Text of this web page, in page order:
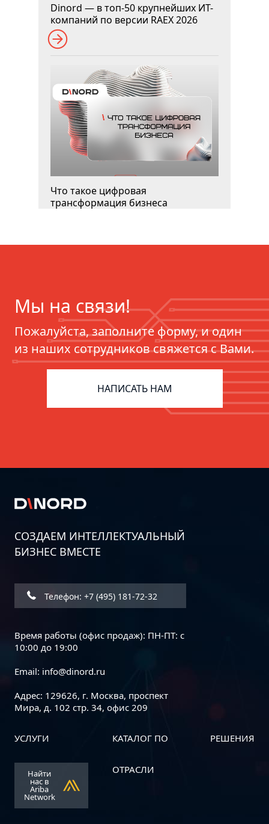
Dinord — в топ-50 крупнейших ИТ-
компаний по версии RAEX 2026
Что такое цифровая
трансформация бизнеса
ERP для фармацевтики:
цифровизация цепочек поставок
Дорожная карта информационной
руководство
начале стратегического
партнерства
Мы на связи!
Пожалуйста, заполните форму, и один
из наших сотрудников свяжется с Вами.
НАПИСАТЬ НАМ
СОЗДАЕМ ИНТЕЛЛЕКТУАЛЬНЫЙ
БИЗНЕС ВМЕСТЕ
Телефон: +7 (495) 181-72-32
Время работы (офис продаж): ПН-ПТ: с
10:00 до 19:00
Email: info@dinord.ru
Адрес: 129626, г. Москва, проспект
Мира, д. 102 стр. 34, офис 209
УСЛУГИ КАТАЛОГ ПО РЕШЕНИЯ
ОТРАСЛИ
Найти
нас в
Ariba
Network